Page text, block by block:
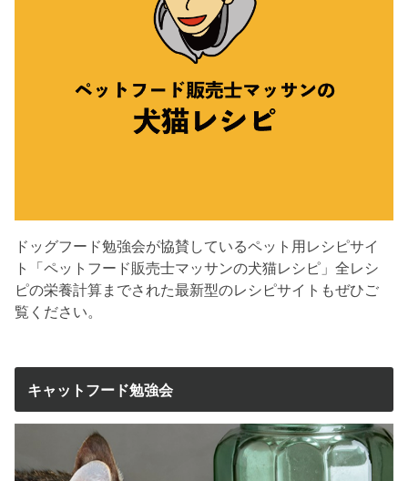
ドッグフード勉強会が協賛しているペット用レシピサイ
ト「ペットフード販売士マッサンの犬猫レシピ」全レシ
ピの栄養計算までされた最新型のレシピサイトもぜひご
覧ください。
キャットフード勉強会